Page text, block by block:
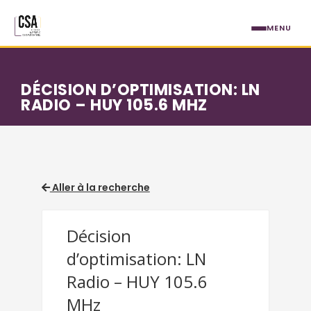
DÉCISION D’OPTIMISATION: LN
RADIO – HUY 105.6 MHZ
Aller à la recherche
Décision
d’optimisation: LN
Radio – HUY 105.6
MHz
MENU